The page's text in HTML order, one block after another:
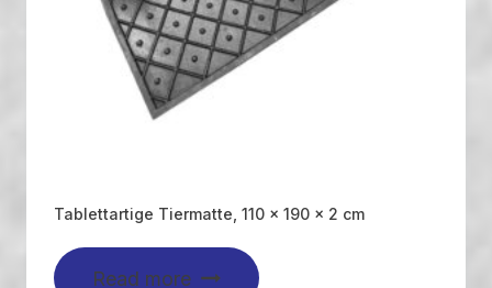
Tablettartige Tiermatte, 110 x 190 x 2 cm
Read more